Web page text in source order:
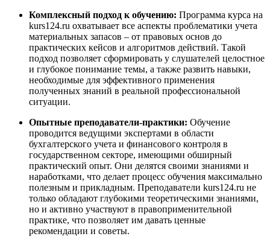
Комплексный подход к обучению: Программа курса на
kurs124.ru охватывает все аспекты проблематики учета
материальных запасов – от правовых основ до
практических кейсов и алгоритмов действий. Такой
подход позволяет сформировать у слушателей целостное
и глубокое понимание темы, а также развить навыки,
необходимые для эффективного применения
полученных знаний в реальной профессиональной
ситуации.
Опытные преподаватели-практики: Обучение
проводится ведущими экспертами в области
бухгалтерского учета и финансового контроля в
государственном секторе, имеющими обширный
практический опыт. Они делятся своими знаниями и
наработками, что делает процесс обучения максимально
полезным и прикладным. Преподаватели kurs124.ru не
только обладают глубокими теоретическими знаниями,
но и активно участвуют в правоприменительной
практике, что позволяет им давать ценные
рекомендации и советы.